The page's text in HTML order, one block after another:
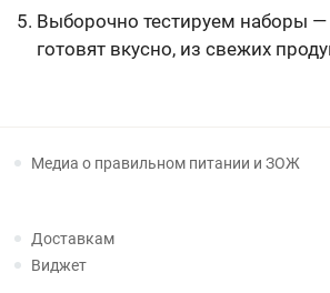
Выборочно тестируем наборы —
готовят вкусно, из свежих
Медиа о правильном питании и ЗОЖ
Доставкам
Виджет